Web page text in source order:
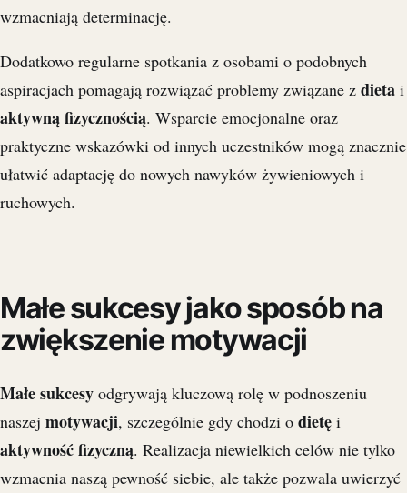
wzmacniają determinację.
Dodatkowo regularne spotkania z osobami o podobnych
aspiracjach pomagają rozwiązać problemy związane z dieta i
aktywną fizycznością. Wsparcie emocjonalne oraz
praktyczne wskazówki od innych uczestników mogą znacznie
ułatwić adaptację do nowych nawyków żywieniowych i
ruchowych.
Małe sukcesy jako sposób na
zwiększenie motywacji
Małe sukcesy odgrywają kluczową rolę w podnoszeniu
naszej motywacji, szczególnie gdy chodzi o dietę i
aktywność fizyczną. Realizacja niewielkich celów nie tylko
wzmacnia naszą pewność siebie, ale także pozwala uwierzyć